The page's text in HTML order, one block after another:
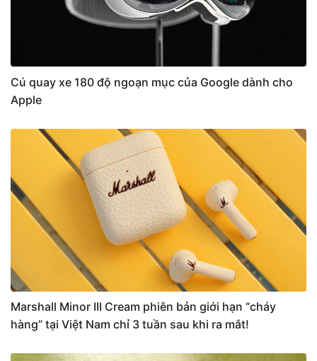
Cú quay xe 180 độ ngoạn mục của Google dành cho
Apple
Marshall Minor III Cream phiên bản giới hạn “cháy
hàng” tại Việt Nam chỉ 3 tuần sau khi ra mắt!